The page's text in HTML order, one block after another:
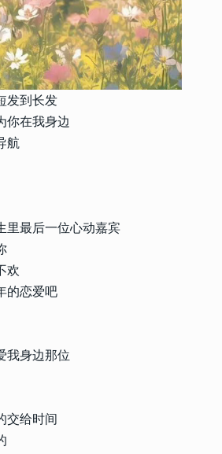
发到长发
你在我身边
航
里最后一位心动嘉宾
欢
的恋爱吧
我身边那位
交给时间